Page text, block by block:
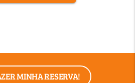
MINHA RESERVA!